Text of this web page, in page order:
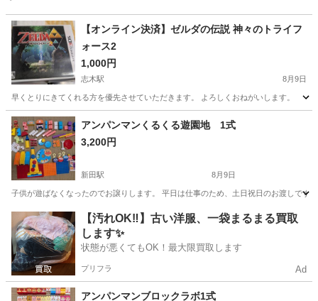
【オンライン決済】ゼルダの伝説 神々のトライフ
ォース2
1,000円
志木駅 8月9日
早くとりにきてくれる方を優先させていただきます。 よろしくおねがいします。
埼玉 新座市 志木駅 ポータブルゲーム
アンパンマンくるくる遊園地 1式
3,200円
新田駅 8月9日
子供が遊ばなくなったのでお譲りします。 平日は仕事のため、土日祝日のお渡しで
埼玉 草加市 新田駅 おもちゃ アンパンマン
【汚れOK‼️】古い洋服、一袋まるまる買取
します✨
状態が悪くてもOK！最大限買取します
プリフラ Ad
アンパンマンブロックラボ1式